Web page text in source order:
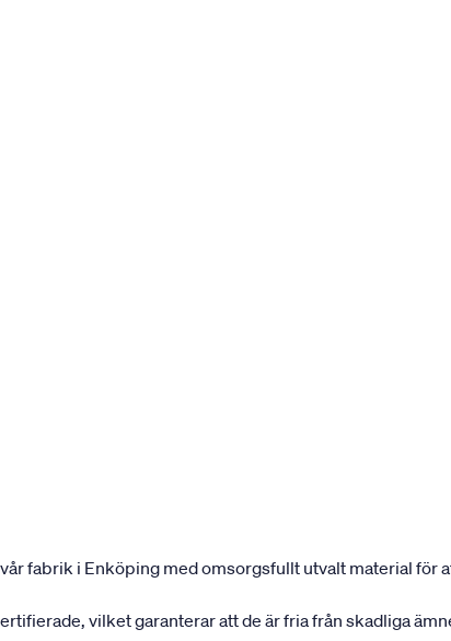
fabrik i Enköping med omsorgsfullt utvalt material för
vilket garanterar att de är fria från skadliga